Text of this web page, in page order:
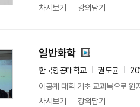
차시보기
강의담기
일반화학
한국항공대학교 권도균
이공계 대학 기초 교과목으로 원
차시보기
강의담기